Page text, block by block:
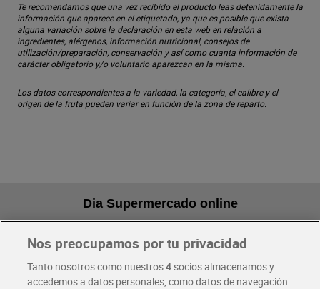
Te recomendamos que una vez recibido el producto leas detenidamente la
información que aparece en el etiquetado, ya que es posible que exista
alguna variación sobre la declaración en esta web en relación a
ingredientes, alérgenos, información nutricional, consejos de
utilización/preparación, conservación y así como cuanta información de
carácter obligatorio y/o voluntario aparezcan en la misma.
Los datos correspondientes a la variedad, la categoría, el calibre y el
origen de la fruta pueden variar en función de la zona de reparto.
Dia Supermercado online
Pide hoy, recibe hoy
Nos preocupamos por tu privacidad
Tanto nosotros como nuestros4socios almacenamos y
accedemos a datos personales, como datos de navegación